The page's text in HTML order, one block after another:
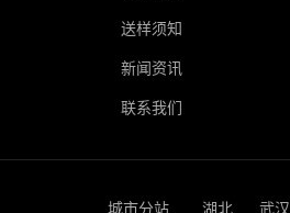
送样须知
新闻资讯
联系我们
城市分站 湖北 武汉